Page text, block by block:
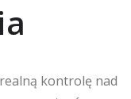
kontrolę nad